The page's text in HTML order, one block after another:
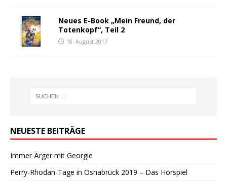
Neues E-Book „Mein Freund, der
Totenkopf“, Teil 2
18. August 2017
NEUESTE BEITRÄGE
Immer Ärger mit Georgie
Perry-Rhodan-Tage in Osnabrück 2019 – Das Hörspiel